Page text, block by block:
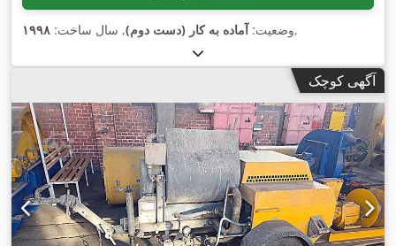
وضعیت:آماده به کار (دست دوم), سال ساخت: ۱۹۹۸ ,
آگهی کوچک